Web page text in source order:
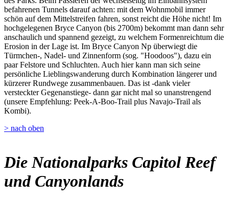
befahrenen Tunnels darauf achten: mit dem Wohnmobil immer
schön auf dem Mittelstreifen fahren, sonst reicht die Höhe nicht! Im
hochgelegenen Bryce Canyon (bis 2700m) bekommt man dann sehr
anschaulich und spannend gezeigt, zu welchem Formenreichtum die
Erosion in der Lage ist. Im Bryce Canyon Np überwiegt die
Türmchen-, Nadel- und Zinnenform (sog. "Hoodoos"), dazu ein
paar Felstore und Schluchten. Auch hier kann man sich seine
persönliche Lieblingswanderung durch Kombination längerer und
kürzerer Rundwege zusammenbauen. Das ist -dank vieler
versteckter Gegenanstiege- dann gar nicht mal so unanstrengend
(unsere Empfehlung: Peek-A-Boo-Trail plus Navajo-Trail als
Kombi).
> nach oben
Die Nationalparks Capitol Reef
und Canyonlands